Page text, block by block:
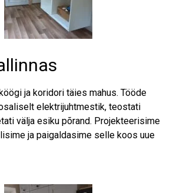
ja koridori täies mahus. Tööde
elektrijuhtmestik, teostati
välja esiku põrand. Projekteerisime
ja paigaldasime selle koos uue